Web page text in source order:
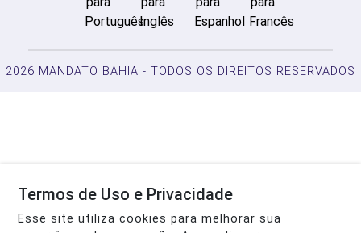
2026 MANDATO BAHIA - TODOS OS DIREITOS RESERVADOS
Termos de Uso e Privacidade
Esse site utiliza cookies para melhorar sua